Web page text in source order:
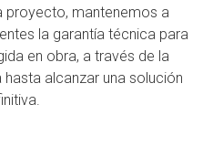
proyecto, mantenemos a
la garantía técnica para
en obra, a través de la
alcanzar una solución